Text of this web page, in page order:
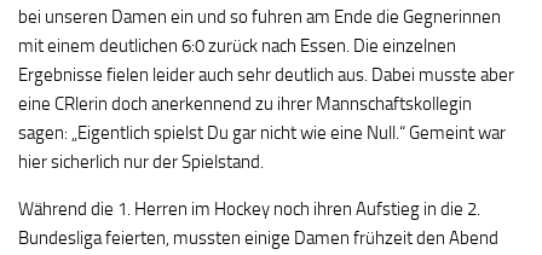
bei unseren Damen ein und so fuhren am Ende die Gegnerinnen
mit einem deutlichen 6:0 zurück nach Essen. Die einzelnen
Ergebnisse fielen leider auch sehr deutlich aus. Dabei musste aber
eine CRlerin doch anerkennend zu ihrer Mannschaftskollegin
sagen: „Eigentlich spielst Du gar nicht wie eine Null.“ Gemeint war
hier sicherlich nur der Spielstand.
Während die 1. Herren im Hockey noch ihren Aufstieg in die 2.
Bundesliga feierten, mussten einige Damen frühzeit den Abend